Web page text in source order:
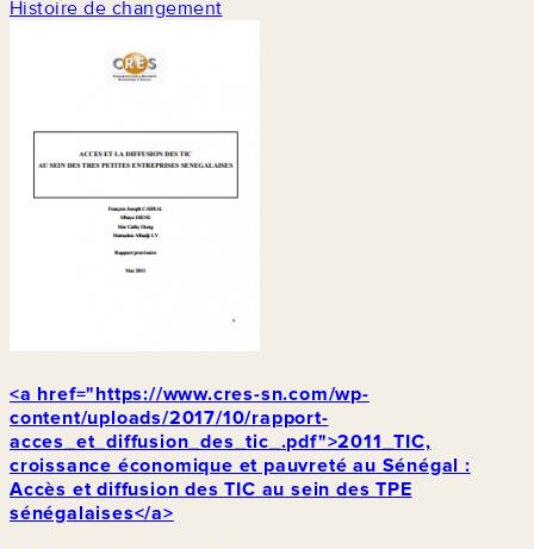
Histoire de changement
<a href="https://www.cres-sn.com/wp-
content/uploads/2017/10/rapport-
acces_et_diffusion_des_tic_.pdf">2011_TIC,
croissance économique et pauvreté au Sénégal :
Accès et diffusion des TIC au sein des TPE
sénégalaises</a>